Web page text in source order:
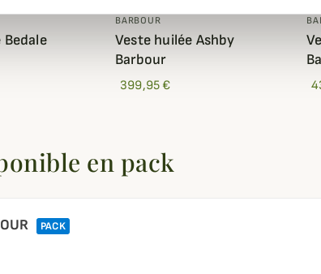
Bedale
BARBOUR
Veste huilée Ashby
Barbour
399,95 €
en pack
PACK